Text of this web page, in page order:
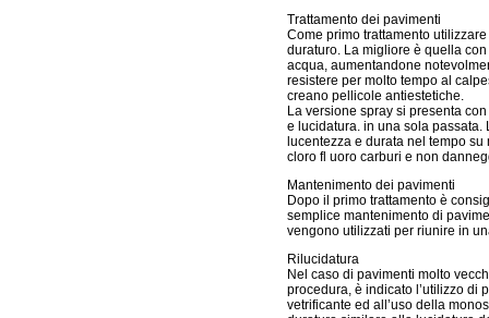
Trattamento dei pavimenti
Come primo trattamento
duraturo. La migliore è quella
acqua, aumentandone
resistere per molto tempo al
creano pellicole antiestetiche.
La versione spray si presenta
e lucidatura. in una sola
lucentezza e durata nel tempo
cloro fl uoro carburi e non
Mantenimento dei pavimenti
Dopo il primo trattamento è
semplice mantenimento di
vengono utilizzati per riunire in
Rilucidatura
Nel caso di pavimenti molto
procedura, è indicato l’utilizzo di
vetrificante ed all’uso della